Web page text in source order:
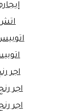
اتش وان 7
اتوبيس
اجر
اجر
اجر